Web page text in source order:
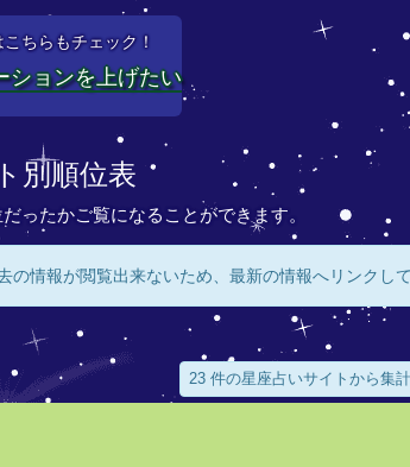
ちらもチェック！
ションを上げたい
別順位表
ったかご覧になることができます。
情報が閲覧出来ないため、最新の情報へリンクして
23 件の星座占いサイトから集計